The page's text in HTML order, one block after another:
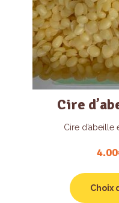
Cire
Cire d’abeille
4.00
Choix